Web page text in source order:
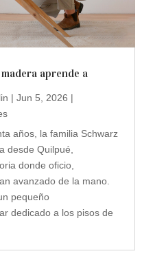
aprende a
| Jun 5, 2026 |
años, la familia Schwarz
desde Quilpué,
donde oficio,
avanzado de la mano.
pequeño
dedicado a los pisos de